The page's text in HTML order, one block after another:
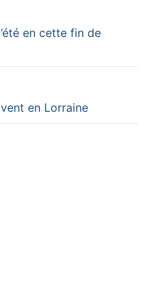
en cette fin de
en Lorraine